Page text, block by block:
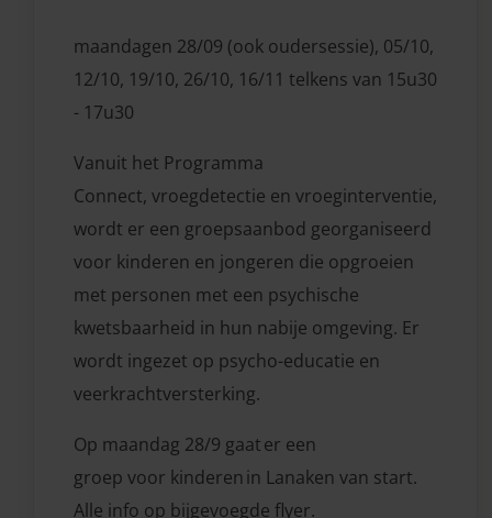
Vanuit het Programma
Connect, vroegdetectie en vroeginterventie,
wordt er een groepsaanbod georganiseerd
voor kinderen en jongeren die opgroeien
met personen met een psychische
kwetsbaarheid in hun nabije omgeving. Er
wordt ingezet op psycho-educatie en
veerkrachtversterking.
Op maandag 28/9 gaat er een
groep voor kinderen in Lanaken van start.
Alle info op bijgevoegde flyer.
maandagen 28/09 (ook oudersessie), 05/10,
12/10, 19/10, 26/10, 16/11 telkens van 15u30
- 17u30